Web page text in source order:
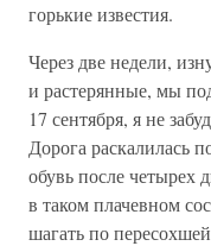
горькие известия.
Через две недели,
и растерянные, мы
17 сентября, я не
Дорога раскалилась
обувь после четырех
в таком плачевном
шагать по